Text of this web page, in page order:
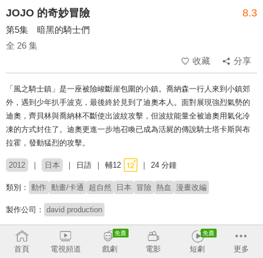
JOJO 的奇妙冒險 8.3
第5集 暗黑的騎士們
全 26 集
收藏
分享
「風之騎士鎮」是一座被險峻斷崖包圍的小鎮。喬納森一行人來到小鎮郊
外，遇到少年扒手波克，最後終於見到了迪奧本人。面對展現強烈氣勢的
迪奧，齊貝林與喬納林不斷使出波紋攻擊，但波紋能量全被迪奧用氣化冷
凍的方式封住了。迪奧更進一步地召喚已成為活屍的傳說騎士塔卡斯與布
拉霍，發動猛烈的攻擊。
2012 日本 日語 輔12 24 分鐘
類別： 動作 動畫/卡通 超自然 日本 冒險 熱血 漫畫改編
製作公司： david production
導演： 津田尚克
配音： 小野友樹 梶裕貴 小野大輔 高木涉 櫻井孝宏
首頁 電視頻道 戲劇 電影 短劇 更多